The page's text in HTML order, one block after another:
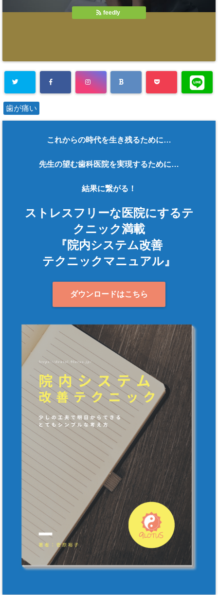
feedly
歯が痛い
これからの時代を生き残るために…
先生の望む歯科医院を実現するために…
結果に繋がる！
ストレスフリーな医院にするテ
クニック満載
『院内システム改善
テクニックマニュアル』
ダウンロードはこちら